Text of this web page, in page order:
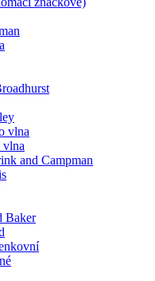
vlna
and Campman
Baker